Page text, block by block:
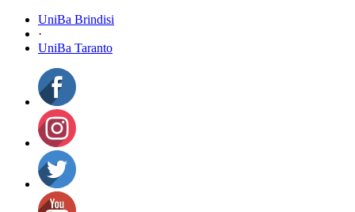
UniBa Brindisi
·
UniBa Taranto